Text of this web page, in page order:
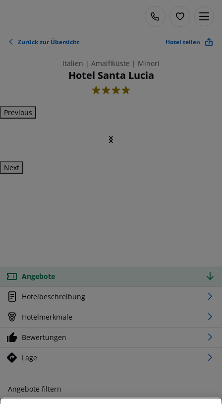
Zurück zur Übersicht Hotel teilen
Italien | Amalfiküste | Minori
Hotel Santa Lucia
4
Previous
Next
Angebote
Hotelbeschreibung
Hotelmerkmale
Bewertungen
Lage
Angebote filtern
Ändern Sie Ihre Kriterien nach Ihren Wünschen